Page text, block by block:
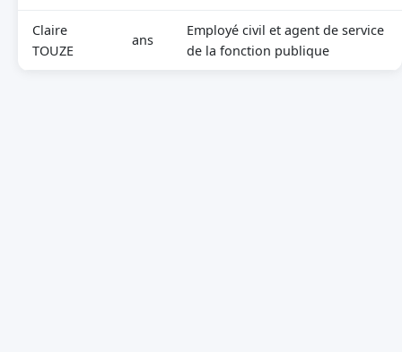
Claire
TOUZE
ans
Employé civil et agent de service
de la fonction publique